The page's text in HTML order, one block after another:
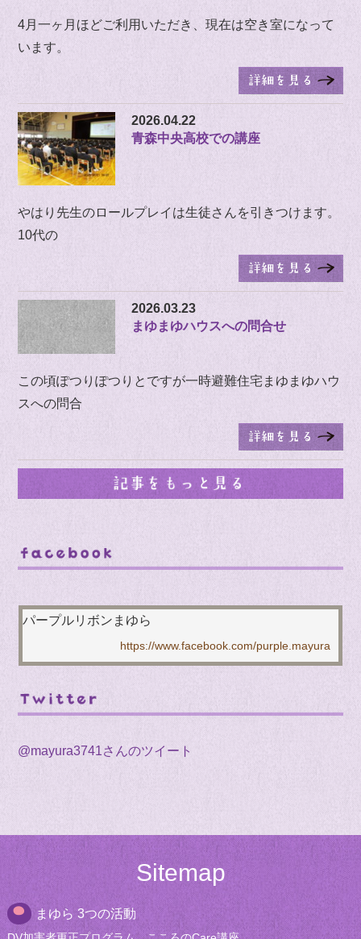
4月一ヶ月ほどご利用いただき、現在は空き室になって
います。
2026.04.22
青森中央高校での講座
やはり先生のロールプレイは生徒さんを引きつけます。
10代の
2026.03.23
まゆまゆハウスへの問合せ
この頃ぽつりぽつりとですが一時避難住宅まゆまゆハウ
スへの問合
パープルリボンまゆら
@mayura3741さんのツイート
Sitemap
まゆら 3つの活動